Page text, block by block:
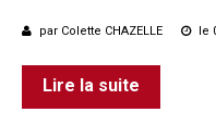
par Colette CHAZELLE le
Lire la suite